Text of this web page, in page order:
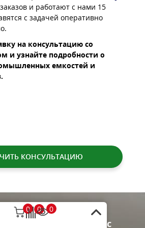
0 0 0
в случае возникновения
на консультацию со
и узнайте подробности
оборудования для
КОНСУЛЬТАЦИЮ
сотрудничества с